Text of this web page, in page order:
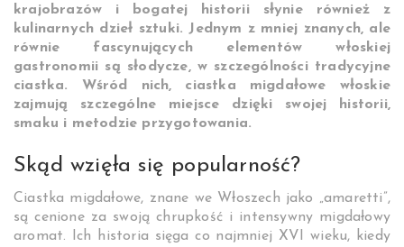
krajobrazów i bogatej historii słynie również z
kulinarnych dzieł sztuki. Jednym z mniej znanych, ale
równie fascynujących elementów włoskiej
gastronomii są słodycze, w szczególności tradycyjne
ciastka. Wśród nich, ciastka migdałowe włoskie
zajmują szczególne miejsce dzięki swojej historii,
smaku i metodzie przygotowania.
Skąd wzięła się popularność?
Ciastka migdałowe, znane we Włoszech jako „amaretti”,
są cenione za swoją chrupkość i intensywny migdałowy
aromat. Ich historia sięga co najmniej XVI wieku, kiedy